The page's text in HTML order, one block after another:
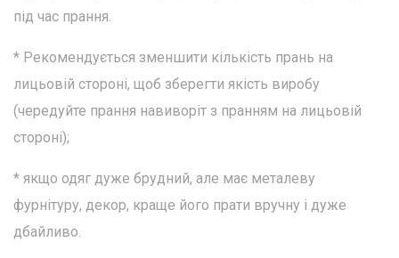
під час прання.
* Рекомендується зменшити кількість прань на
лицьовій стороні, щоб зберегти якість виробу
(чередуйте прання навиворіт з пранням на лицьовій
стороні);
* якщо одяг дуже брудний, але має металеву
фурнітуру, декор, краще його прати вручну і дуже
дбайливо.